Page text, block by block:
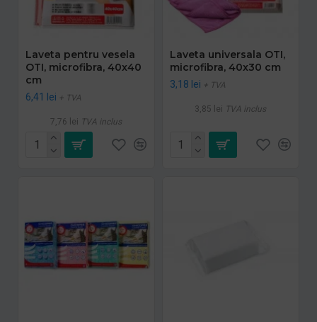
Laveta pentru vesela
OTI, microfibra, 40x40
cm
6,41 lei + TVA
7,76 lei TVA inclus
Laveta universala OTI,
microfibra, 40x30 cm
3,18 lei + TVA
3,85 lei TVA inclus